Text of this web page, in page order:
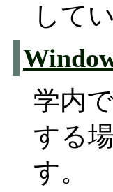
して
学内
する
す。